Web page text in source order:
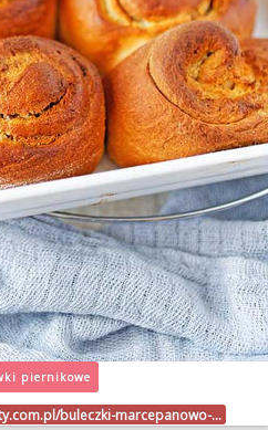
piernikowe
buleczki-marcepanowo-…